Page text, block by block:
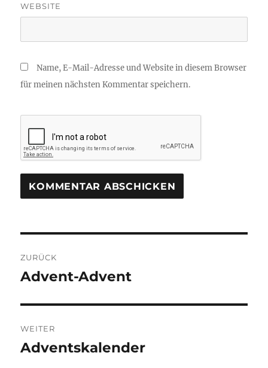
WEBSITE
Name, E-Mail-Adresse und Website in diesem Browser
für meinen nächsten Kommentar speichern.
ZURÜCK
Vorheriger
Advent-Advent
WEITER
Nächster
Adventskalender